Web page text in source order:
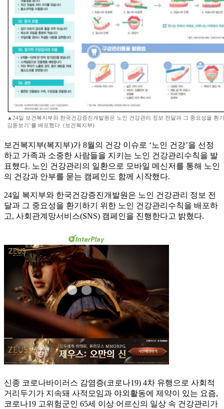
▲24일 보건복지부와 한국건강증진개발원은 노인 건강관리 정보 전달과 그 중요성을 환
강돋보기’를 배포했다. (보건복지부)
보건복지부(복지부)가 8월의 건강 이슈로 ‘노인 건강’을 선정
하고 가족과 소중한 사람들을 지키는 노인 건강관리수칙을 발
표했다. 노인 건강관리의 일환으로 모바일 메신저를 통해 노인
의 건강과 안부를 묻는 캠페인도 함께 시작했다.
24일 복지부와 한국건강증진개발원은 노인 건강관리 정보 전
달과 그 중요성을 환기하기 위한 노인 건강관리수칙을 배포하
고, 사회관계망서비스(SNS) 캠페인을 진행한다고 밝혔다.
신종 코로나바이러스 감염증(코로나19) 4차 유행으로 사회적
거리두기가 지속돼 사적모임과 야외활동에 제약이 있는 요즘,
코로나19 고위험군인 65세 이상 어르신의 일상 속 건강관리가